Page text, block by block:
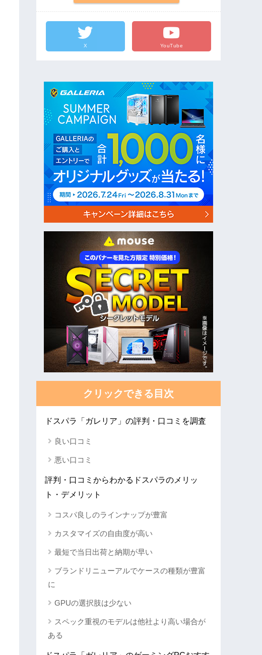
X YouTube
クリックできる目次
ドスパラ「ガレリア」の評判・口コミを調査
良い口コミ
悪い口コミ
評判・口コミからわかるドスパラのメリッ
ト・デメリット
コスパ良しのラインナップが豊富
カスタマイズの自由度が高い
最短で当日出荷と納期が早い
ブランドリニューアルでケースの種類が豊富
に
GPUの選択肢は少ない
スペック重視のモデルは他社より高い場合が
ある